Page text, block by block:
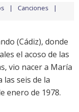
Canciones
(Cádiz), donde
el acoso de las
vio nacer a María
las seis de la
enero de 1978.